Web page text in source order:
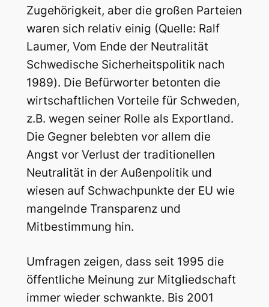
Zugehörigkeit, aber die großen Parteien
waren sich relativ einig (Quelle: Ralf
Laumer, Vom Ende der Neutralität 
Schwedische Sicherheitspolitik nach
1989). Die Befürworter betonten die
wirtschaftlichen Vorteile für Schweden,
z.B. wegen seiner Rolle als Exportland.
Die Gegner belebten vor allem die
Angst vor Verlust der traditionellen
Neutralität in der Außenpolitik und
wiesen auf Schwachpunkte der EU wie
mangelnde Transparenz und
Mitbestimmung hin.
Umfragen zeigen, dass seit 1995 die
öffentliche Meinung zur Mitgliedschaft
immer wieder schwankte. Bis 2001